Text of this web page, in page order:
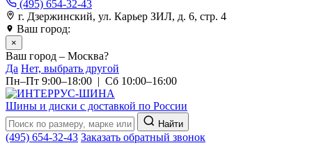
(495) 654-32-43
г. Дзержинский, ул. Карьер ЗИЛ, д. 6, стр. 4
Ваш город:
×
Ваш город – Москва?
Да Нет, выбрать другой
Пн–Пт 9:00–18:00 | Сб 10:00–16:00
Шины и диски с доставкой по России
Найти
(495) 654-32-43 Заказать обратный звонок